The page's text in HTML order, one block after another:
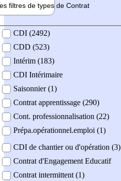
filtres de types de Contrat
contrat
CDI (2492)
CDD (523)
Intérim (183)
CDI Intérimaire
Saisonnier (1)
Contrat apprentissage (290)
Cont. professionnalisation (22)
Prépa.opérationnel.emploi (1)
CDI de chantier ou d'opération (3)
Contrat d'Engagement Educatif
Contrat intermittent (1)